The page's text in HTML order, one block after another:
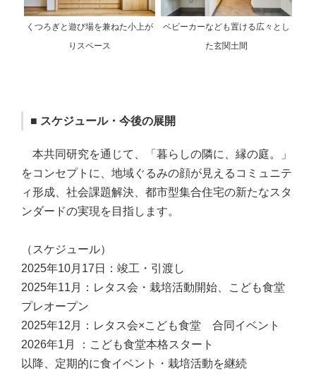
くつろぎと遊び場を兼ねた小上が
りスペース
ベビーカーなども置ける広々とし
た玄関土間
■ スケジュール・今後の展開
本共同研究を通じて、「暮らしの隣に、縁の庭。」
をコンセプトに、地域ぐるみの顔が見えるコミュニテ
ィ形成、社会課題解決、都市型集合住宅の新たなスタ
ンダードの実現を目指します。
（スケジュール）
2025年10月17日：竣工・引渡し
2025年11月：レタス会・栽培活動開始、こども食堂
プレオープン
2025年12月：レタス会×こども食堂 合同イベント
2026年1月 ：こども食堂本格スタート
以降、定期的に食イベント・栽培活動を継続